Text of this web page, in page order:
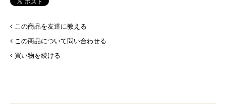
この商品を友達に教える
この商品について問い合わせる
買い物を続ける